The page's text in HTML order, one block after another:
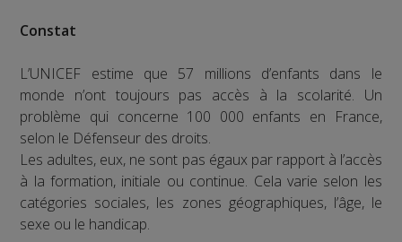
Constat
L’UNICEF estime que 57 millions d’enfants dans le
monde n’ont toujours pas accès à la scolarité. Un
problème qui concerne 100 000 enfants en France,
selon le Défenseur des droits.
Les adultes, eux, ne sont pas égaux par rapport à l’accès
à la formation, initiale ou continue. Cela varie selon les
catégories sociales, les zones géographiques, l’âge, le
sexe ou le handicap.